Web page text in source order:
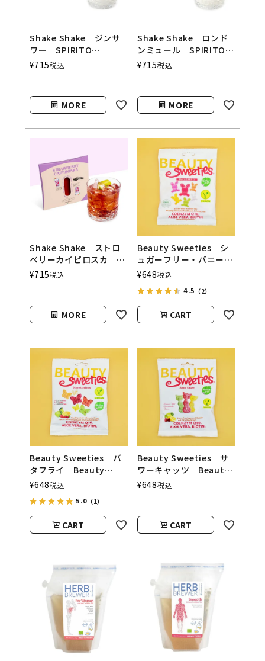
Shake Shake ジンサ
ワー SPIRITO
COCKTAILS（シェイク
¥715税込
MORE
Shake Shake ロンド
ンミュール SPIRITO
COCKTAILS（シェイク
¥715税込
MORE
Shake Shake ストロ
ベリーカイピロスカ
SPIRITO
クテルズ）
¥715税込
MORE
Beauty Sweeties シ
ュガーフリー・バニー
Beauty Sweeties（ビ
ーズ）
¥648税込
4.5 （2）
CART
Beauty Sweeties バ
タフライ Beauty
Sweeties（ビューティ
¥648税込
5.0 （1）
CART
Beauty Sweeties サ
ワーキャッツ Beauty
Sweeties（ビューティ
¥648税込
CART